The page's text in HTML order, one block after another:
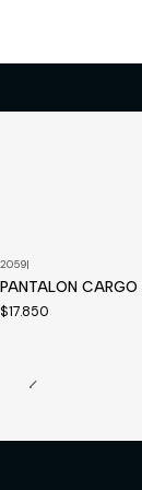
2059|
PANTALON CARGO
$17.850